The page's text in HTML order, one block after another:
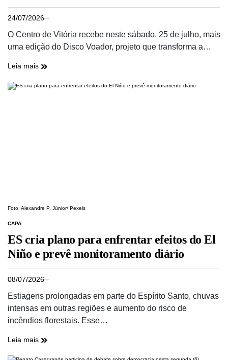
24/07/2026
O Centro de Vitória recebe neste sábado, 25 de julho, mais
uma edição do Disco Voador, projeto que transforma a…
Leia mais
Foto: Alexandre P. Júnior/ Pexels
CAPA
ES cria plano para enfrentar efeitos do El
Niño e prevê monitoramento diário
08/07/2026
Estiagens prolongadas em parte do Espírito Santo, chuvas
intensas em outras regiões e aumento do risco de
incêndios florestais. Esse…
Leia mais